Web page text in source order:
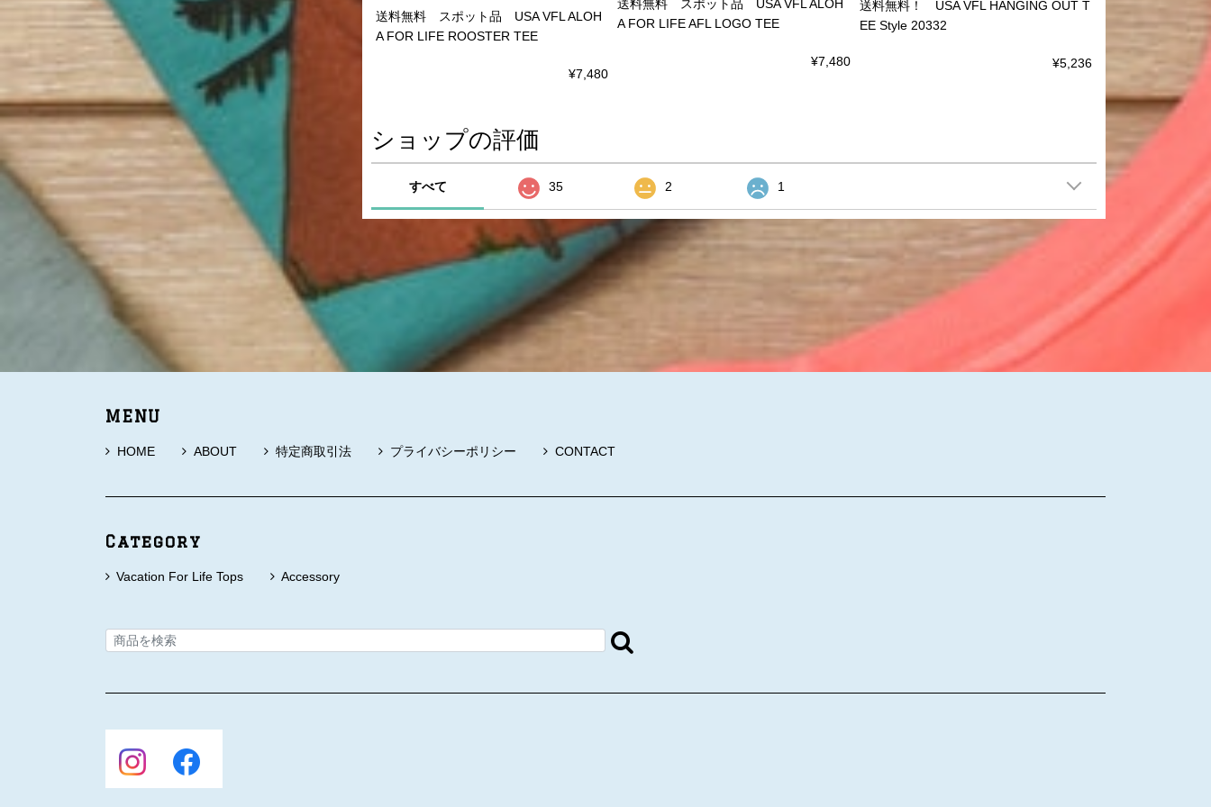
送料無料 スポット品 USA VFL ALOH
A FOR LIFE ROOSTER TEE
¥7,480
送料無料 スポット品 USA VFL ALOH
A FOR LIFE AFL LOGO TEE
¥7,480
送料無料！ USA VFL HANGING OUT T
EE Style 20332
¥5,236
ショップの評価
すべて 35 2 1
MENU
HOME ABOUT 特定商取引法 プライバシーポリシー CONTACT
Category
Vacation For Life Tops Accessory